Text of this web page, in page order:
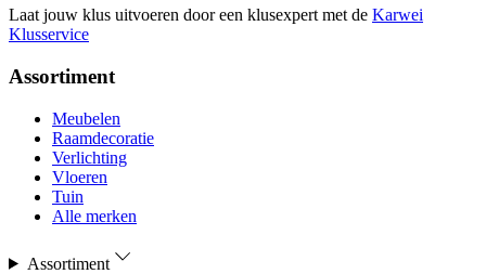
Laat jouw klus uitvoeren door een klusexpert met de Karwei
Klusservice
Assortiment
Meubelen
Raamdecoratie
Verlichting
Vloeren
Tuin
Alle merken
Assortiment